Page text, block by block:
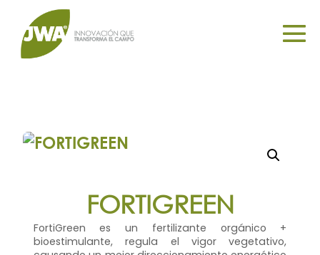
FORTIGREEN
FortiGreen es un fertilizante orgánico +
bioestimulante, regula el vigor vegetativo,